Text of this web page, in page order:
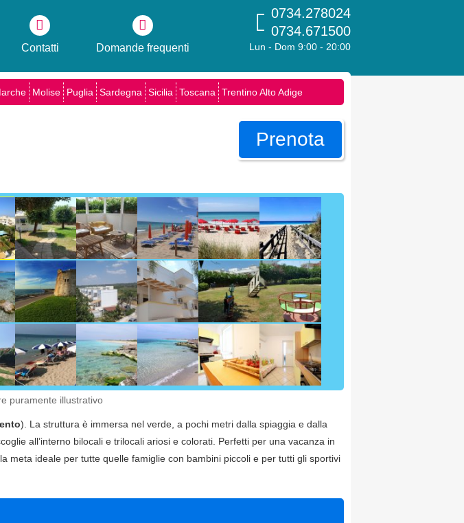
Contatti Domande frequenti
0734.278024
0734.671500
Lun - Dom 9:00 - 20:00
Molise Puglia Sardegna Sicilia Toscana Trentino Alto Adige
Prenota
puramente illustrativo
). La struttura è immersa nel verde, a pochi metri dalla spiaggia e dalla
all’interno bilocali e trilocali ariosi e colorati. Perfetti per una vacanza in
meta ideale per tutte quelle famiglie con bambini piccoli e per tutti gli sportivi